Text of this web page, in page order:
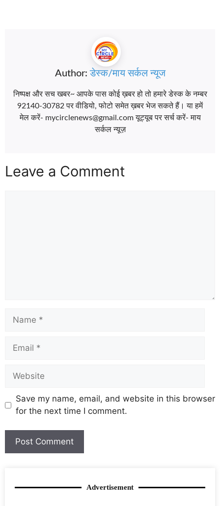
Author:डेस्क/माय सर्कल न्यूज
निष्पक्ष और सच खबर~ आपके पास कोई ख़बर हो तो हमारे डेस्क के नम्बर
92140-30782 पर वीडियो, फोटो समेत ख़बर भेज सकते हैं। या हमें
मेल करें- mycirclenews@gmail.com यूट्यूब पर सर्च करें- माय
सर्कल न्यूज़
Leave a Comment
Save my name, email, and website in this browser
for the next time I comment.
Advertisement